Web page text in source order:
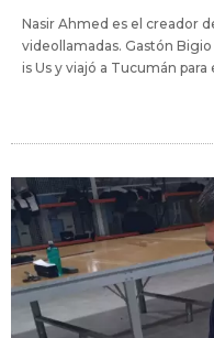
Nasir Ahmed es el creador
videollamadas. Gastón
is Us y viajó a Tucumán